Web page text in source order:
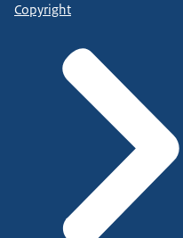
Copyright